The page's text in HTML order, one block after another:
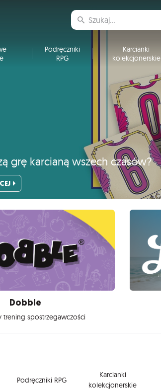
Podręczniki
RPG
Karcianki
kolekcjonerskie
grę karcianą wszech czasów?
Dobble
trening spostrzegawczości
Podręczniki RPG
Karcianki
kolekcjonerskie